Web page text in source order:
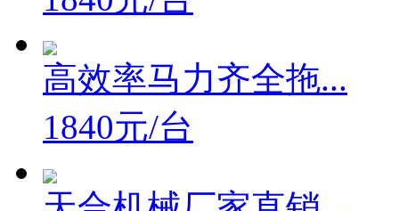
1840元/台
高效率马力齐全拖...
1840元/台